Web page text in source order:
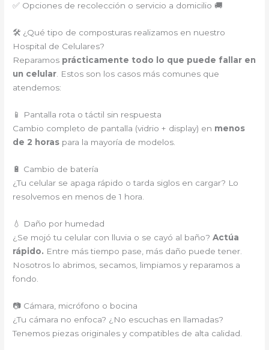
✅ Opciones de recolección o servicio a domicilio 🚚
🛠️ ¿Qué tipo de composturas realizamos en nuestro
Hospital de Celulares?
Reparamos prácticamente todo lo que puede fallar en
un celular . Estos son los casos más comunes que
atendemos:
📱 Pantalla rota o táctil sin respuesta
Cambio completo de pantalla (vidrio + display) en menos
de 2 horas para la mayoría de modelos.
🔋 Cambio de batería
¿Tu celular se apaga rápido o tarda siglos en cargar? Lo
resolvemos en menos de 1 hora.
💧 Daño por humedad
¿Se mojó tu celular con lluvia o se cayó al baño?Actúa
rápido. Entre más tiempo pase, más daño puede tener.
Nosotros lo abrimos, secamos, limpiamos y reparamos a
fondo.
📷 Cámara, micrófono o bocina
¿Tu cámara no enfoca? ¿No escuchas en llamadas?
Tenemos piezas originales y compatibles de alta calidad.